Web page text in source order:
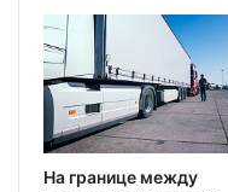
На границе между